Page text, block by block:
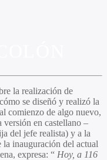
la realización de
se diseñó y realizó la
comienzo de algo nuevo,
versión en castellano –
del jefe realista) y a la
inauguración del actual
expresa: “ Hoy, a 116